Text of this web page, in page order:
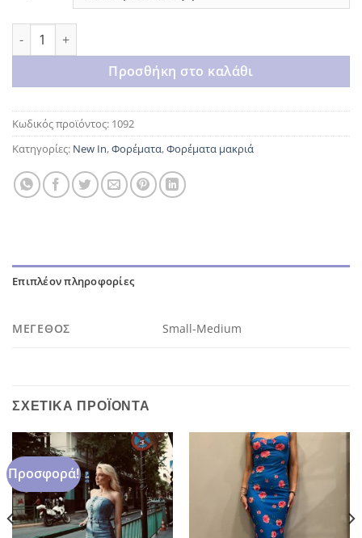
Crystal Symphony dress ποσότητα
Προσθήκη στο καλάθι
Κωδικός προϊόντος: 1092
Κατηγορίες: New In,Φορέματα,Φορέματα μακριά
Επιπλέον πληροφορίες
ΜΈΓΕΘΟΣ Small-Medium
ΣΧΕΤΙΚΆ ΠΡΟΪΌΝΤΑ
Προσφορά!